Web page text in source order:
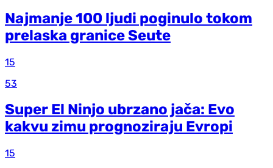
Najmanje 100 ljudi poginulo tokom
prelaska granice Seute
15
53
Super El Ninjo ubrzano jača: Evo
kakvu zimu prognoziraju Evropi
15